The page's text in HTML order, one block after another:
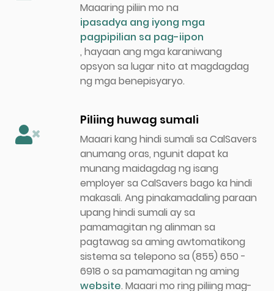
Maaaring piliin mo na
ipasadya ang iyong mga
pagpipilian sa pag-iipon
, hayaan ang mga karaniwang
opsyon sa lugar nito at magdagdag
ng mga benepisyaryo.
Piliing huwag sumali
Maaari kang hindi sumali sa CalSavers
anumang oras, ngunit dapat ka
munang maidagdag ng isang
employer sa CalSavers bago ka hindi
makasali. Ang pinakamadaling paraan
upang hindi sumali ay sa
pamamagitan ng alinman sa
pagtawag sa aming awtomatikong
sistema sa telepono sa (855) 650 -
6918 o sa pamamagitan ng aming
website. Maaari mo ring piliing mag-